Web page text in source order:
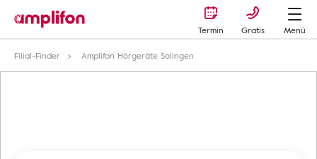
Termin Gratis
Menü
Filial-Finder
Amplifon Hörgeräte Solingen